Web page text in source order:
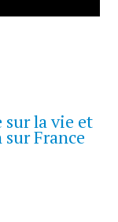
sur la vie et
France